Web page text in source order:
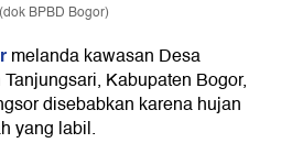
BPBD Bogor)
melanda kawasan Desa
Kabupaten Bogor,
disebabkan karena hujan
yang labil.